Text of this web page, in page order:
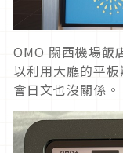
OMO 關西機場
以利用大廳的平
會日文也沒關係。